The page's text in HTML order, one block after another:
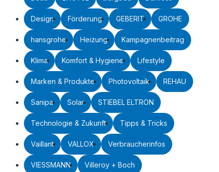
Design Förderung GEBERIT GROHE
hansgrohe Heizung Kampagnenbeitrag
Klima Komfort & Hygiene Lifestyle
Marken & Produkte Photovoltaik REHAU
Sanipa Solar STIEBEL ELTRON
Technologie & Zukunft Tipps & Tricks
Vaillant VALLOX Verbraucherinfos
VIESSMANN Villeroy + Boch